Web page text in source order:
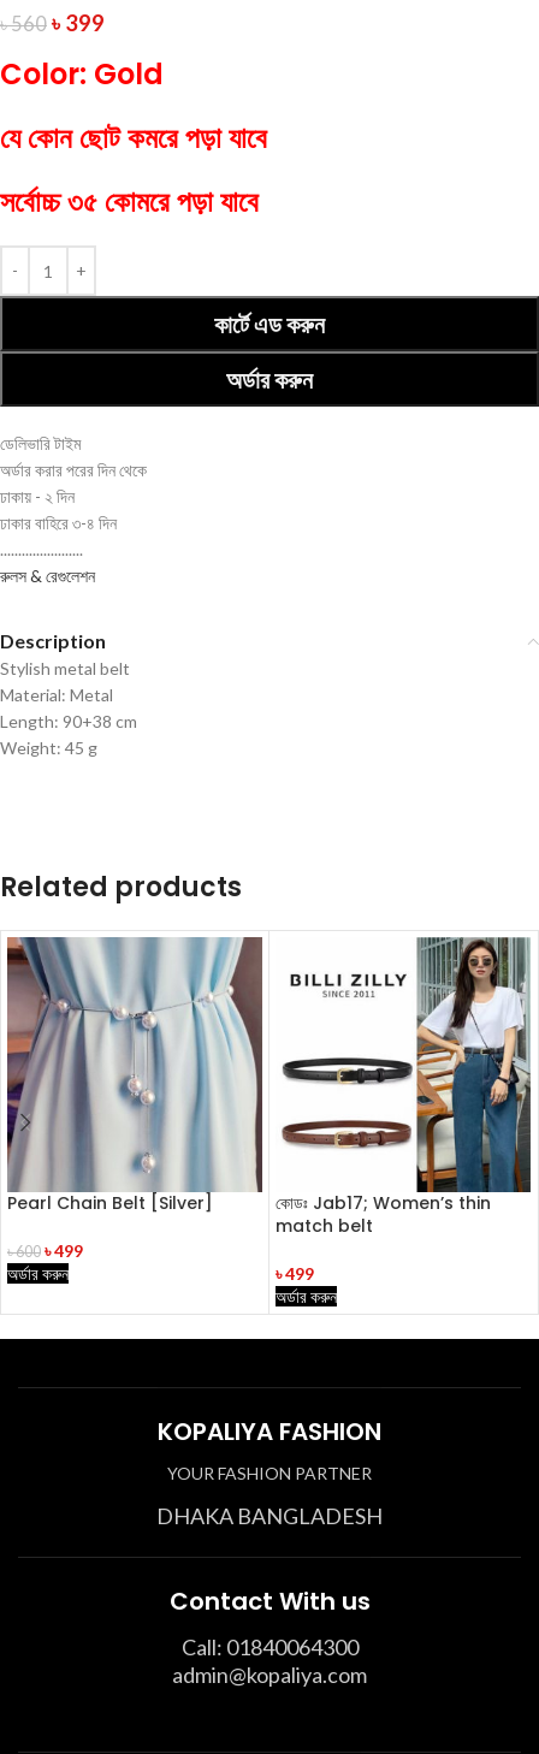
৳560 ৳399
Color: Gold
যে কোন ছোট কমরে পড়া যাবে
সর্বোচ্চ ৩৫ কোমরে পড়া যাবে
কার্টে এড করুন
অর্ডার করুন
ডেলিভারি টাইম
অর্ডার করার পরের দিন থেকে
ঢাকায় - ২ দিন
ঢাকার বাহিরে ৩-৪ দিন
.......................
রুলস & রেগুলেশন
Description
Stylish metal belt
Material: Metal
Length: 90+38 cm
Weight: 45 g
Related products
Pearl Chain Belt [Silver]
৳600 ৳499
অর্ডার করুন
কোডঃ Jab17; Women’s thin
match belt
৳499
অর্ডার করুন
KOPALIYA FASHION
YOUR FASHION PARTNER
DHAKA BANGLADESH
Contact With us
Call: 01840064300
admin@kopaliya.com